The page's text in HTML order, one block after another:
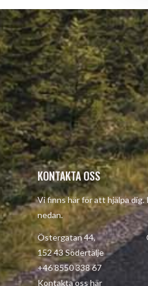
KONTAKTA OSS
Vi finns här för att hjälpa
nedan.
Östergatan 44,
152 43 Södertälje
+46 8550 338
Kontakta oss här